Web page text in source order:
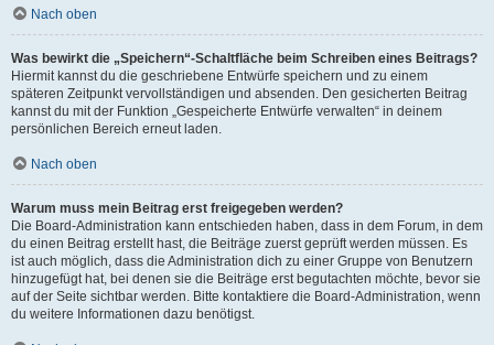
Nach oben
Was bewirkt die „Speichern“-Schaltfläche beim Schreiben eines Beitrags?
Hiermit kannst du die geschriebene Entwürfe speichern und zu einem
späteren Zeitpunkt vervollständigen und absenden. Den gesicherten Beitrag
kannst du mit der Funktion „Gespeicherte Entwürfe verwalten“ in deinem
persönlichen Bereich erneut laden.
Nach oben
Warum muss mein Beitrag erst freigegeben werden?
Die Board-Administration kann entschieden haben, dass in dem Forum, in dem
du einen Beitrag erstellt hast, die Beiträge zuerst geprüft werden müssen. Es
ist auch möglich, dass die Administration dich zu einer Gruppe von Benutzern
hinzugefügt hat, bei denen sie die Beiträge erst begutachten möchte, bevor sie
auf der Seite sichtbar werden. Bitte kontaktiere die Board-Administration, wenn
du weitere Informationen dazu benötigst.